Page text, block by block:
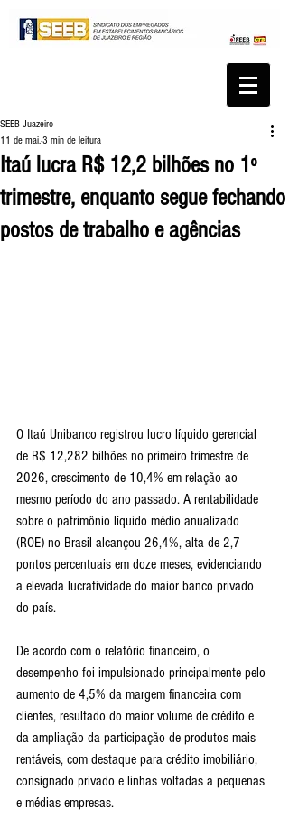
Itaú lucra R$ 12,2 bilhões no 1º
trimestre, enquanto segue fechando
postos de trabalho e agências
SEEB Juazeiro
11 de mai.3 min de leitura
O Itaú Unibanco registrou lucro líquido gerencial
de R$ 12,282 bilhões no primeiro trimestre de
2026, crescimento de 10,4% em relação ao
mesmo período do ano passado. A rentabilidade
sobre o patrimônio líquido médio anualizado
(ROE) no Brasil alcançou 26,4%, alta de 2,7
pontos percentuais em doze meses, evidenciando
a elevada lucratividade do maior banco privado
do país.
De acordo com o relatório financeiro, o
desempenho foi impulsionado principalmente pelo
aumento de 4,5% da margem financeira com
clientes, resultado do maior volume de crédito e
da ampliação da participação de produtos mais
rentáveis, com destaque para crédito imobiliário,
consignado privado e linhas voltadas a pequenas
e médias empresas.